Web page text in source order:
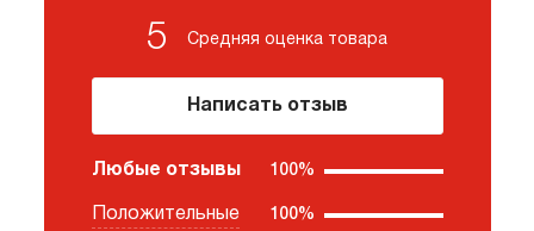
5 Средняя оценка товара
Написать отзыв
Любые отзывы 100%
Положительные 100%